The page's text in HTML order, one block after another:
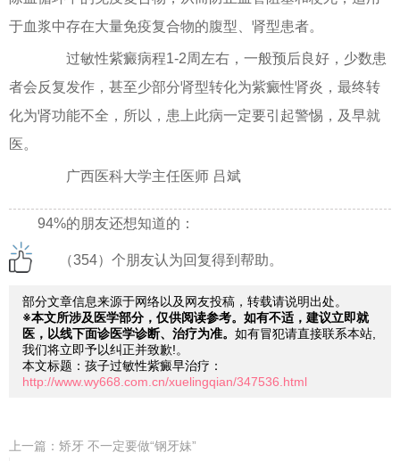
于血浆中存在大量免疫复合物的腹型、肾型患者。
过敏性紫癜病程1-2周左右，一般预后良好，少数患
者会反复发作，甚至少部分肾型转化为紫癜性肾炎，最终转
化为肾功能不全，所以，患上此病一定要引起警惕，及早就
医。
广西医科大学主任医师 吕斌
94%的朋友还想知道的：
（354）个朋友认为回复得到帮助。
部分文章信息来源于网络以及网友投稿，转载请说明出处。
※本文所涉及医学部分，仅供阅读参考。如有不适，建议立即就
医，以线下面诊医学诊断、治疗为准。 如有冒犯请直接联系本站,
我们将立即予以纠正并致歉!。
本文标题：孩子过敏性紫癜早治疗：
http://www.wy668.com.cn/xuelingqian/347536.html
上一篇： 矫牙 不一定要做“钢牙妹”